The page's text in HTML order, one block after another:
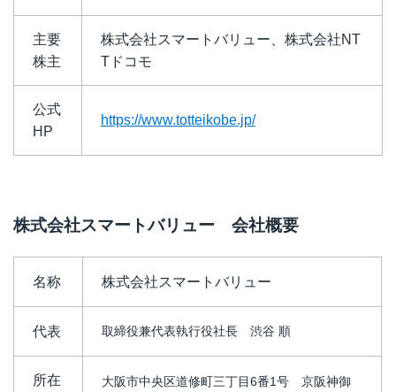
主要
株主
株式会社スマートバリュー、株式会社NT
Tドコモ
公式
HP
https://www.totteikobe.jp/
株式会社スマートバリュー 会社概要
名称 株式会社スマートバリュー
代表 取締役兼代表執行役社長 渋谷 順
所在
大阪市中央区道修町三丁目6番1号 京阪神御